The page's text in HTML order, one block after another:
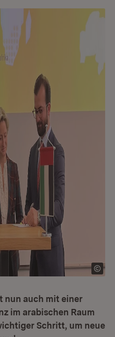
nun auch mit einer
im arabischen Raum
Schritt, um neue